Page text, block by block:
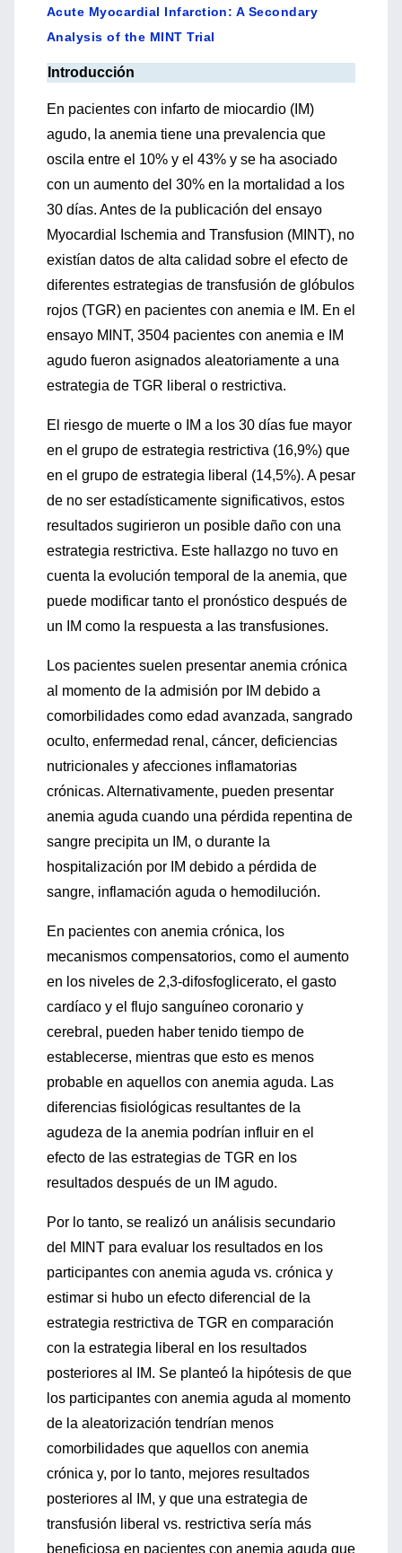
Acute Myocardial Infarction: A Secondary
Analysis of the MINT Trial
Introducción
En pacientes con infarto de miocardio (IM)
agudo, la anemia tiene una prevalencia que
oscila entre el 10% y el 43% y se ha asociado
con un aumento del 30% en la mortalidad a los
30 días. Antes de la publicación del ensayo
Myocardial Ischemia and Transfusion (MINT), no
existían datos de alta calidad sobre el efecto de
diferentes estrategias de transfusión de glóbulos
rojos (TGR) en pacientes con anemia e IM. En el
ensayo MINT, 3504 pacientes con anemia e IM
agudo fueron asignados aleatoriamente a una
estrategia de TGR liberal o restrictiva.
El riesgo de muerte o IM a los 30 días fue mayor
en el grupo de estrategia restrictiva (16,9%) que
en el grupo de estrategia liberal (14,5%). A pesar
de no ser estadísticamente significativos, estos
resultados sugirieron un posible daño con una
estrategia restrictiva. Este hallazgo no tuvo en
cuenta la evolución temporal de la anemia, que
puede modificar tanto el pronóstico después de
un IM como la respuesta a las transfusiones.
Los pacientes suelen presentar anemia crónica
al momento de la admisión por IM debido a
comorbilidades como edad avanzada, sangrado
oculto, enfermedad renal, cáncer, deficiencias
nutricionales y afecciones inflamatorias
crónicas. Alternativamente, pueden presentar
anemia aguda cuando una pérdida repentina de
sangre precipita un IM, o durante la
hospitalización por IM debido a pérdida de
sangre, inflamación aguda o hemodilución.
En pacientes con anemia crónica, los
mecanismos compensatorios, como el aumento
en los niveles de 2,3-difosfoglicerato, el gasto
cardíaco y el flujo sanguíneo coronario y
cerebral, pueden haber tenido tiempo de
establecerse, mientras que esto es menos
probable en aquellos con anemia aguda. Las
diferencias fisiológicas resultantes de la
agudeza de la anemia podrían influir en el
efecto de las estrategias de TGR en los
resultados después de un IM agudo.
Por lo tanto, se realizó un análisis secundario
del MINT para evaluar los resultados en los
participantes con anemia aguda vs. crónica y
estimar si hubo un efecto diferencial de la
estrategia restrictiva de TGR en comparación
con la estrategia liberal en los resultados
posteriores al IM. Se planteó la hipótesis de que
los participantes con anemia aguda al momento
de la aleatorización tendrían menos
comorbilidades que aquellos con anemia
crónica y, por lo tanto, mejores resultados
posteriores al IM, y que una estrategia de
transfusión liberal vs. restrictiva sería más
beneficiosa en pacientes con anemia aguda que